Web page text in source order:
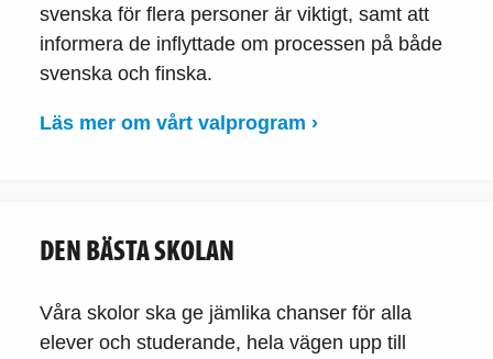
svenska för flera personer är viktigt, samt att
informera de inflyttade om processen på både
svenska och finska.
Läs mer om vårt valprogram ›
DEN BÄSTA SKOLAN
Våra skolor ska ge jämlika chanser för alla
elever och studerande, hela vägen upp till